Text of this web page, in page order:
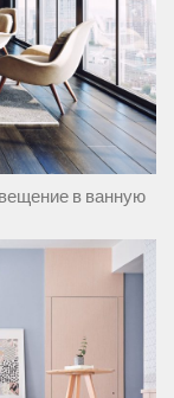
в ванную